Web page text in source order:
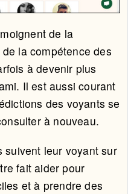
de la
la compétence des
à devenir plus
Il est aussi courant
des voyants se
à nouveau.
suivent leur voyant sur
fait aider pour
et à prendre des